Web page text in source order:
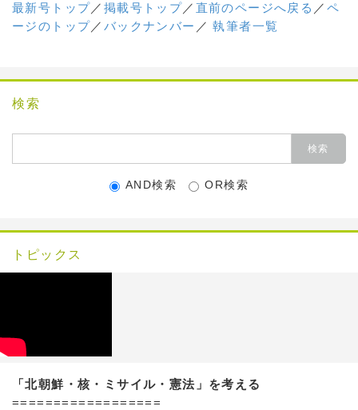
最新号トップ／ 掲載号トップ／ 直前のページへ戻る ／ ペ
ージのトップ／ バックナンバー ／執筆者一覧
検索
AND検索 OR検索
トピックス
「北朝鮮・核・ミサイル・憲法」を考える
==================